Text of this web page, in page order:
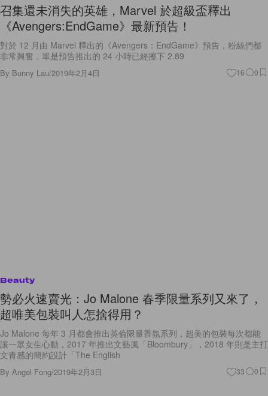
召集還未消失的英雄，Marvel 於超級盃釋出
《Avengers:EndGame》最新預告！
對於 12 月由 Marvel 釋出的《Avengers：EndGame》預告，粉絲們都
非常興奮，單是預告推出的 24 小時已經擦下 2.89
By Bunny Lau/2019年2月4日 16 0
Beauty
勢必火速賣光：Jo Malone 春季限量系列又來了，
超唯美包裝叫人怎捨得用？
Jo Malone 每年 3 月都會推出英倫限量香氛系列，超美的包裝每次都能
讓一眾女生心動，2017 年推出文藝風「Bloombury」，2018 年則是主打
文青感的簡約設計「The English
By Angel Fong/2019年2月3日 33 0